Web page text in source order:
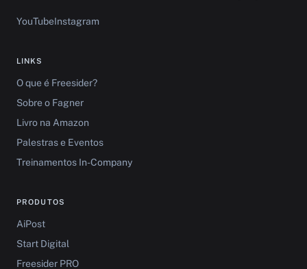
YouTubeInstagram
LINKS
O que é Freesider?
Sobre o Fagner
Livro na Amazon
Palestras e Eventos
Treinamentos In-Company
PRODUTOS
AiPost
Start Digital
Freesider PRO